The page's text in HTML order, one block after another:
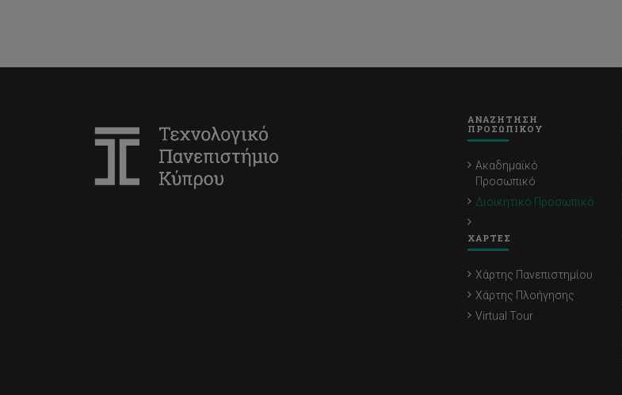
ΑΝΑΖΗΤΗΣΗ
ΠΡΟΣΩΠΙΚΟΥ
Ακαδημαϊκό
Προσωπικό
Διοικητικό Προσωπικό
ΧΑΡΤΕΣ
Χάρτης Πανεπιστημίου
Χάρτης Πλοήγησης
Virtual Tour